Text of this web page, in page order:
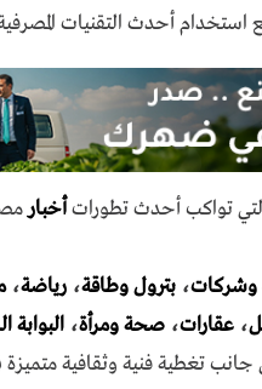
أحدث التقنيات المصرفية
تواكب أحدث تطوراتأخبار
وشركات، بترول وطاقة، رياضة،
، عقارات، صحة ومرأة، البوابة
جانب تغطية فنية وثقافية